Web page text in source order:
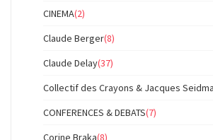
CINEMA(2)
Claude Berger(8)
Claude Delay(37)
Collectif des Crayons & Jacques
CONFERENCES & DEBATS(7)
Corine Braka(8)